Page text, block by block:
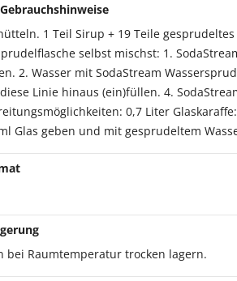
1 Teil Sirup + 19 Teile
selbst mischst: 1.
2. Wasser mit SodaStream
Linie hinaus (ein)füllen. 4.
0,7 Liter
Glas geben und mit gesprudeltem
bei Raumtemperatur trocken lagern.